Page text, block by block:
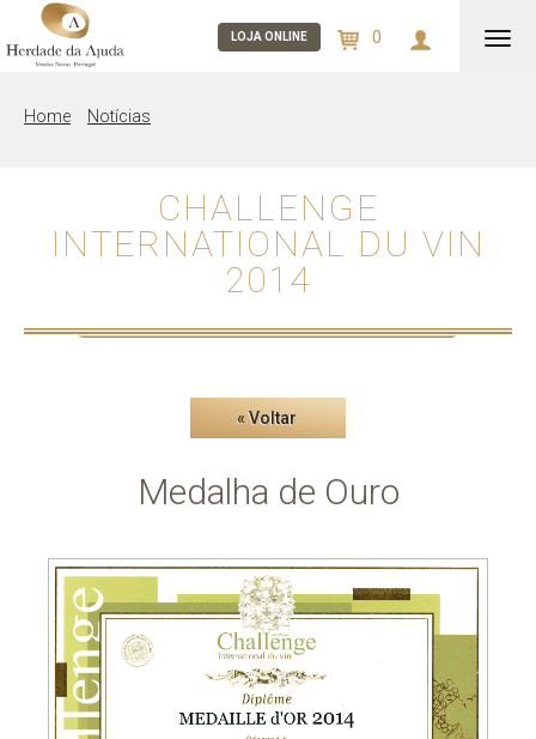
LOJA ONLINE 0
Home Notícias
CHALLENGE
INTERNATIONAL DU VIN
2014
« Voltar
Medalha de Ouro